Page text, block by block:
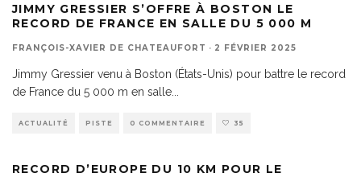
JIMMY GRESSIER S’OFFRE À BOSTON LE
RECORD DE FRANCE EN SALLE DU 5 000 M
FRANÇOIS-XAVIER DE CHATEAUFORT · 2 FÉVRIER 2025
Jimmy Gressier venu à Boston (États-Unis) pour battre le record
de France du 5 000 m en salle
ACTUALITÉ PISTE 0 COMMENTAIRE 35
RECORD D’EUROPE DU 10 KM POUR LE